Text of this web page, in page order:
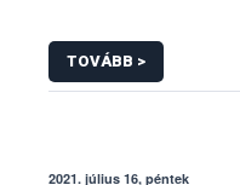
TOVÁBB >
2021. július 16, péntek